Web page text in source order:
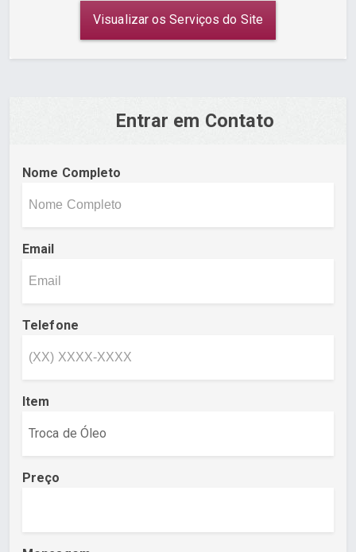
Visualizar os Serviços do Site
Entrar em Contato
Nome Completo
Email
Telefone
Item
Preço